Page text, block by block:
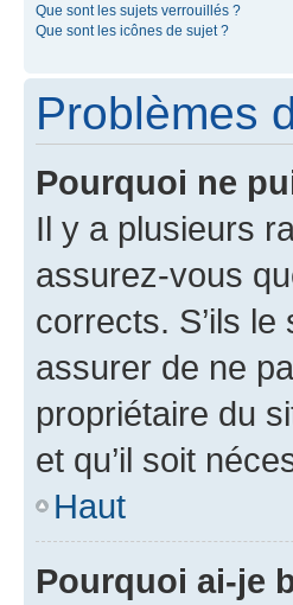
Que sont les sujets verrouillés ?
Que sont les icônes de sujet ?
Problèmes
Pourquoi ne
Il y a plusieurs
assurez-vous
corrects. S’ils
assurer de ne
propriétaire du
et qu’il soit
Haut
Pourquoi ai-je